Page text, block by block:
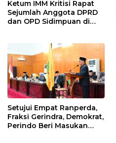
Ketum IMM Kritisi Rapat
Sejumlah Anggota DPRD
dan OPD Sidimpuan di
Setujui Empat Ranperda,
Fraksi Gerindra, Demokrat,
Perindo Beri Masukan